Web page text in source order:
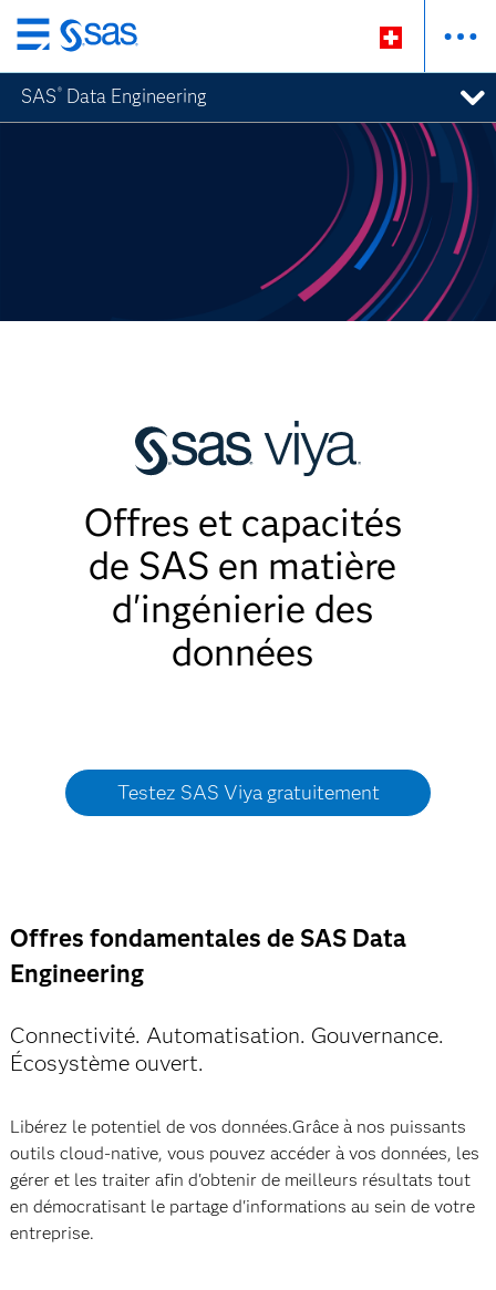
Passer
au
contenu
principal
SAS ® Data Engineering
Offres et capacités
de SAS en matière
d'ingénierie des
données
Testez SAS Viya gratuitement
Offres fondamentales de SAS Data
Engineering
Connectivité. Automatisation. Gouvernance.
Écosystème ouvert.
Libérez le potentiel de vos données.Grâce à nos puissants
outils cloud-native, vous pouvez accéder à vos données, les
gérer et les traiter afin d'obtenir de meilleurs résultats tout
en démocratisant le partage d'informations au sein de votre
entreprise.